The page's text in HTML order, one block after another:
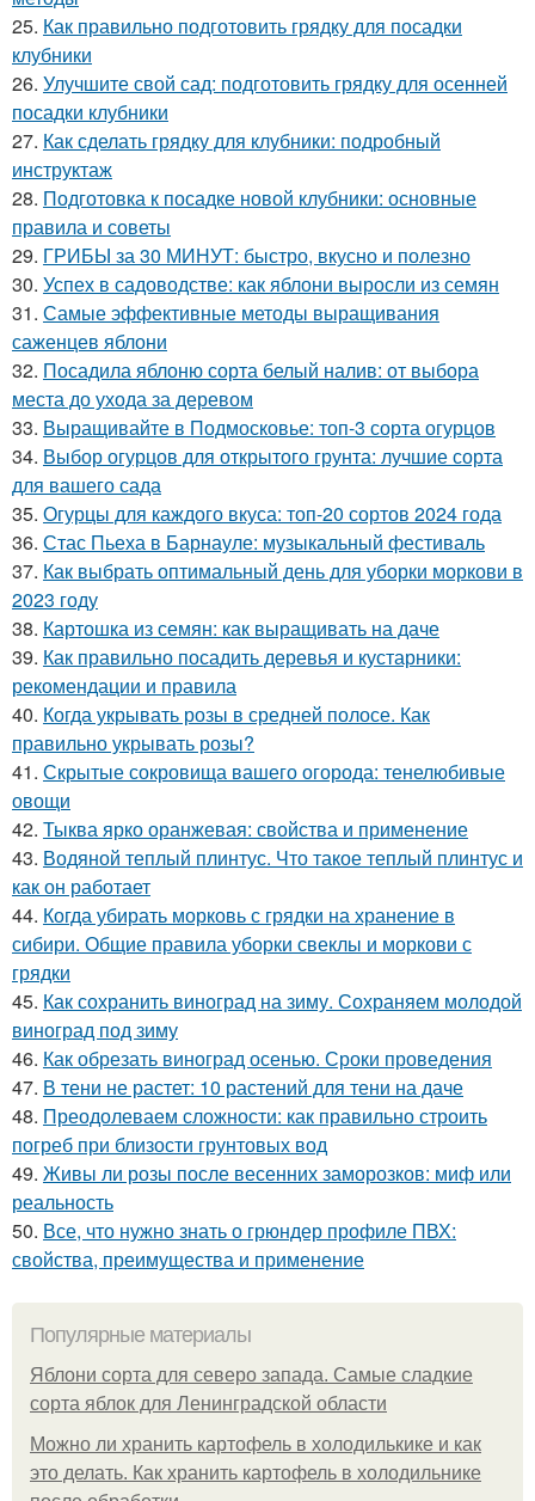
25. Как правильно подготовить грядку для посадки
клубники
26. Улучшите свой сад: подготовить грядку для осенней
посадки клубники
27. Как сделать грядку для клубники: подробный
инструктаж
28. Подготовка к посадке новой клубники: основные
правила и советы
29. ГРИБЫ за 30 МИНУТ: быстро, вкусно и полезно
30. Успех в садоводстве: как яблони выросли из семян
31. Самые эффективные методы выращивания
саженцев яблони
32. Посадила яблоню сорта белый налив: от выбора
места до ухода за деревом
33. Выращивайте в Подмосковье: топ-3 сорта огурцов
34. Выбор огурцов для открытого грунта: лучшие сорта
для вашего сада
35. Огурцы для каждого вкуса: топ-20 сортов 2024 года
36. Стас Пьеха в Барнауле: музыкальный фестиваль
37. Как выбрать оптимальный день для уборки моркови в
2023 году
38. Картошка из семян: как выращивать на даче
39. Как правильно посадить деревья и кустарники:
рекомендации и правила
40. Когда укрывать розы в средней полосе. Как
правильно укрывать розы?
41. Скрытые сокровища вашего огорода: тенелюбивые
овощи
42. Тыква ярко оранжевая: свойства и применение
43. Водяной теплый плинтус. Что такое теплый плинтус и
как он работает
44. Когда убирать морковь с грядки на хранение в
сибири. Общие правила уборки свеклы и моркови с
грядки
45. Как сохранить виноград на зиму. Сохраняем молодой
виноград под зиму
46. Как обрезать виноград осенью. Сроки проведения
47. В тени не растет: 10 растений для тени на даче
48. Преодолеваем сложности: как правильно строить
погреб при близости грунтовых вод
49. Живы ли розы после весенних заморозков: миф или
реальность
50. Все, что нужно знать о грюндер профиле ПВХ:
свойства, преимущества и применение
Популярные материалы
Яблони сорта для северо запада. Самые сладкие
сорта яблок для Ленинградской области
Можно ли хранить картофель в холодилькике и как
это делать. Как хранить картофель в холодильнике